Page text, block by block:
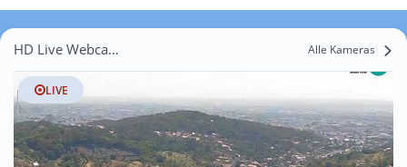
HD Live Webcams Jablanovec Alle Kameras
LIVE